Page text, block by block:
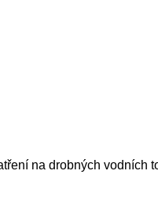
na drobných vodních